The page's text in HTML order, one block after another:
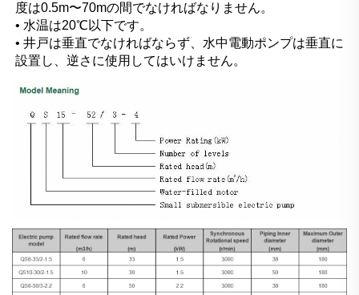
度は0.5m〜70mの間でなければなりません。
• 水温は20℃以下です。
• 井戸は垂直でなければならず、水中電動ポンプは垂直に
設置し、逆さに使用してはいけません。